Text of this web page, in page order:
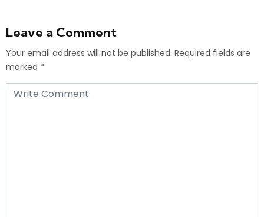
Leave a Comment
Your email address will not be published. Required fields are
marked *